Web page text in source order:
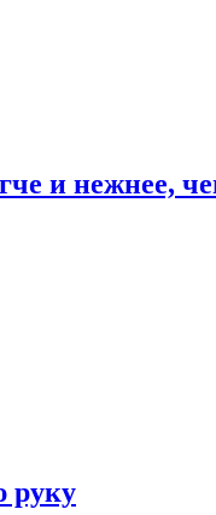
и нежнее,
руку